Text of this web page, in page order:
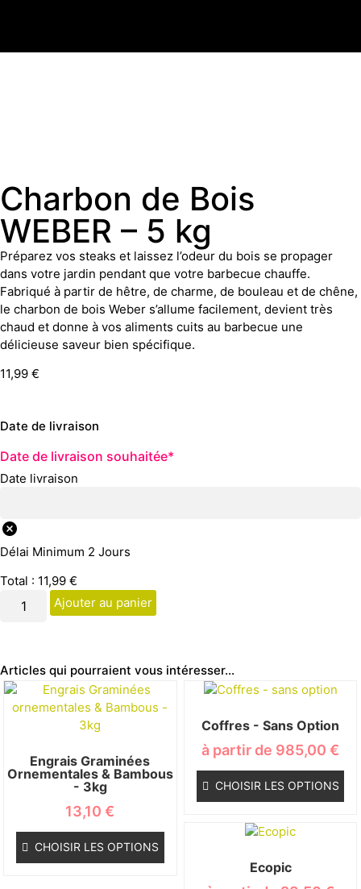
Charbon de Bois
WEBER – 5 kg
Préparez vos steaks et laissez l’odeur du bois se propager
dans votre jardin pendant que votre barbecue chauffe.
Fabriqué à partir de hêtre, de charme, de bouleau et de chêne,
le charbon de bois Weber s’allume facilement, devient très
chaud et donne à vos aliments cuits au barbecue une
délicieuse saveur bien spécifique.
11,99 €
Date de livraison
Date de livraison souhaitée*
Date livraison
Délai Minimum 2 Jours
Total : 11,99 €
Ajouter au panier
Articles qui pourraient vous intéresser...
Engrais Graminées
Ornementales & Bambous
- 3kg
13,10€
CHOISIR LES OPTIONS
Coffres - Sans Option
à partir de 985,00€
CHOISIR LES OPTIONS
Ecopic